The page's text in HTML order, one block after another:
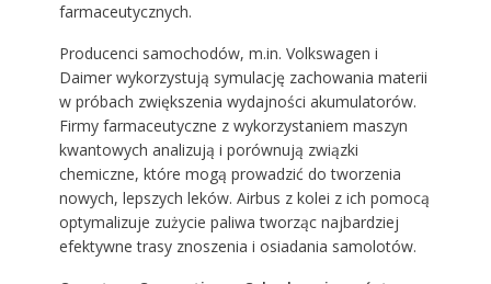
farmaceutycznych.
Producenci samochodów, m.in. Volkswagen i
Daimer wykorzystują symulację zachowania materii
w próbach zwiększenia wydajności akumulatorów.
Firmy farmaceutyczne z wykorzystaniem maszyn
kwantowych analizują i porównują związki
chemiczne, które mogą prowadzić do tworzenia
nowych, lepszych leków. Airbus z kolei z ich pomocą
optymalizuje zużycie paliwa tworząc najbardziej
efektywne trasy znoszenia i osiadania samolotów.